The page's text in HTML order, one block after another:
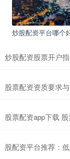
炒股配资平台哪个
炒股配资股票开户
股票配资资质要求
股票配资app下载
股配资平台推荐：